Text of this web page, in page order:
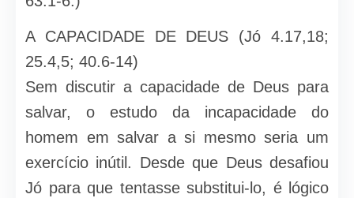
A CAPACIDADE DE DEUS (Jó 4.17,18;
25.4,5; 40.6-14)
Sem discutir a capacidade de Deus para
salvar, o estudo da incapacidade do
homem em salvar a si mesmo seria um
exercício inútil. Desde que Deus desafiou
Jó para que tentasse substitui-lo, é lógico